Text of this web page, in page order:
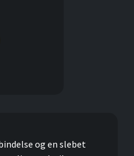
og en slebet